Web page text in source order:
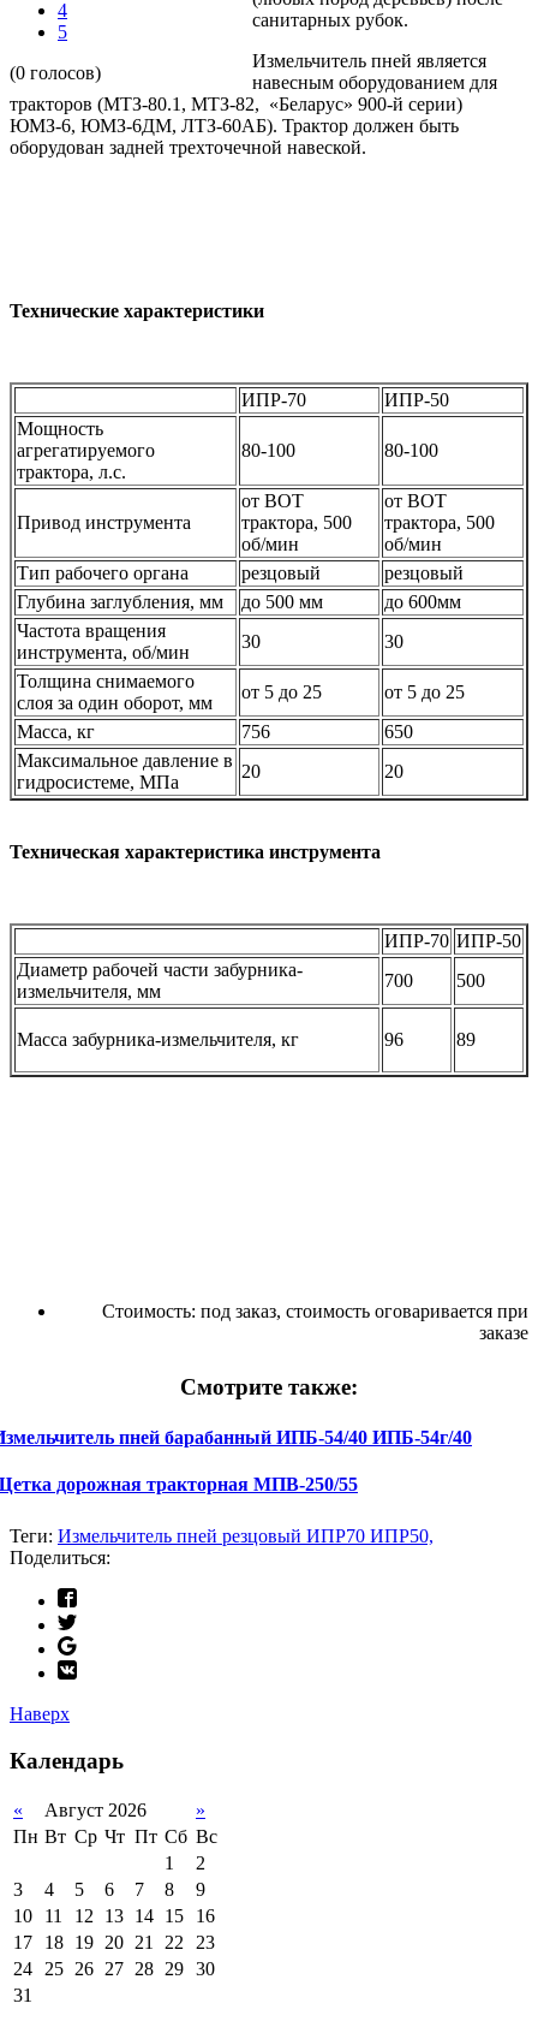
4
5
(0 голосов)
санитарных рубок.
Измельчитель пней является
навесным оборудованием для
тракторов (МТЗ-80.1, МТЗ-82, «Беларус» 900-й серии)
ЮМЗ-6, ЮМЗ-6ДМ, ЛТЗ-60АБ). Трактор должен быть
оборудован задней трехточечной навеской.
Технические характеристики
ИПР-70
ИПР-50
Мощность
агрегатируемого
трактора, л.с.
80-100 80-100
Привод инструмента
от ВОТ
трактора, 500
об/мин
от ВОТ
трактора, 500
об/мин
Тип рабочего органа
резцовый
резцовый
Глубина заглубления, мм
до 500 мм
до 600мм
Частота вращения
инструмента, об/мин
30
30
Толщина снимаемого
слоя за один оборот, мм
от 5 до 25
от 5 до 25
Масса, кг
756
650
Максимальное давление в
гидросистеме, МПа
20 20
Техническая характеристика инструмента
ИПР-70 ИПР-50
Диаметр рабочей части забурника-
измельчителя, мм
700 500
Масса забурника-измельчителя, кг 96 89
Стоимость: под заказ, стоимость оговаривается при
заказе
Смотрите также:
пней барабанный ИПБ-54/40 ИПБ-54г/40
дорожная тракторная МПВ-250/55
Теги: Измельчитель пней резцовый ИПР70 ИПР50,
Поделиться:
Наверх
Календарь
« Август 2026
»
Пн Вт Ср Чт Пт Сб Вс
1
2
3
4 5 6 7 8
9
10
11 12 13 14 15
16
17
18 19 20 21 22 23
24 25 26 27 28 29 30
31